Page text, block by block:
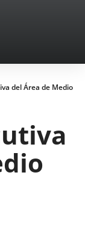
del Área de Medio